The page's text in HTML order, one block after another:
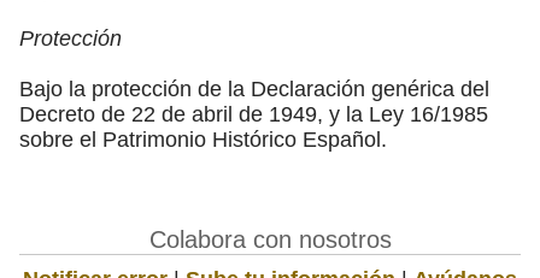
Protección
Bajo la protección de la Declaración genérica del
Decreto de 22 de abril de 1949, y la Ley 16/1985
sobre el Patrimonio Histórico Español.
Colabora con nosotros